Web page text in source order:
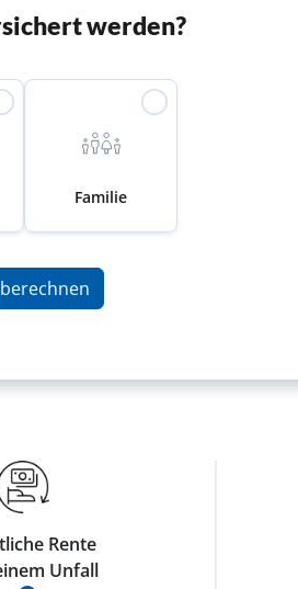
werden?
Familie
Rente
Unfall